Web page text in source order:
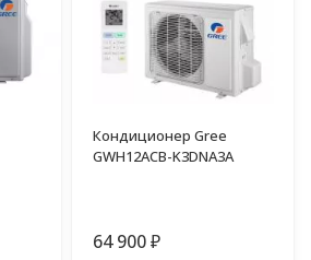
Кондиционер Gree
GWH12ACB-K3DNA3A
64 900 ₽